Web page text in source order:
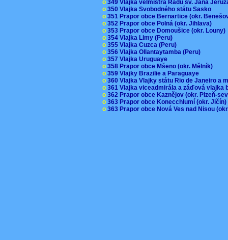
o 349 Vlajka velmistra Řádu sv. Jana
o 350 Vlajka Svobodného státu Sasko
o 351 Prapor obce Bernartice (okr.
o 352 Prapor obce Polná (okr. Jihlava)
o 353 Prapor obce Domoušice (okr. Louny)
o 354 Vlajka Limy (Peru)
o 355 Vlajka Cuzca (Peru)
o 356 Vlajka Ollantaytamba (Peru)
o 357 Vlajka Uruguaye
o 358 Prapor obce Mšeno (okr. Mělník)
o 359 Vlajky Brazilie a Paraguaye
o 360 Vlajka Vlajky státu Rio de Janeiro a
o 361 Vlajka viceadmirála a záďová
o 362 Prapor obce Kaznějov (okr. Plzeň-
o 363 Prapor obce Konecchlumí (okr.
o 363 Prapor obce Nová Ves nad Nisou